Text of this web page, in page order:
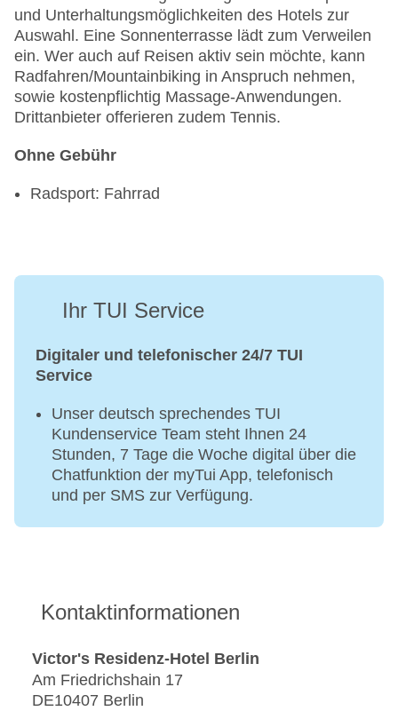
und Unterhaltungsmöglichkeiten des Hotels zur
Auswahl. Eine Sonnenterrasse lädt zum Verweilen
ein. Wer auch auf Reisen aktiv sein möchte, kann
Radfahren/Mountainbiking in Anspruch nehmen,
sowie kostenpflichtig Massage-Anwendungen.
Drittanbieter offerieren zudem Tennis.
Ohne Gebühr
Radsport: Fahrrad
Ihr TUI Service
Digitaler und telefonischer 24/7 TUI
Service
Unser deutsch sprechendes TUI
Kundenservice Team steht Ihnen 24
Stunden, 7 Tage die Woche digital über die
Chatfunktion der myTui App, telefonisch
und per SMS zur Verfügung.
Kontaktinformationen
Victor's Residenz-Hotel Berlin
Am Friedrichshain 17
DE10407 Berlin